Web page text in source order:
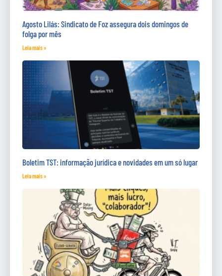
Agosto Lilás: Sindicato de Foz assegura dois domingos de
folga por mês
Leia mais »
Boletim TST: informação jurídica e novidades em um só lugar
Leia mais »